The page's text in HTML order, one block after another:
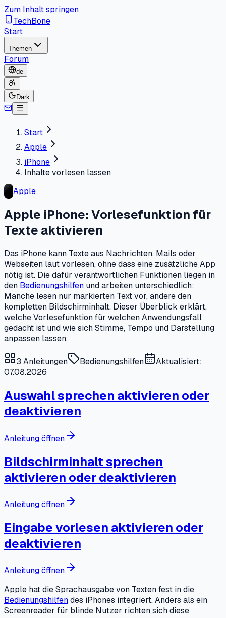
Zum Inhalt springen
TechBone
Start
Themen
Forum
de
Dark
Start
Apple
iPhone
Inhalte vorlesen lassen
Apple
Apple iPhone: Vorlesefunktion für
Texte aktivieren
Das iPhone kann Texte aus Nachrichten, Mails oder
Webseiten laut vorlesen, ohne dass eine zusätzliche App
nötig ist. Die dafür verantwortlichen Funktionen liegen in
den Bedienungshilfen und arbeiten unterschiedlich:
Manche lesen nur markierten Text vor, andere den
kompletten Bildschirminhalt. Dieser Überblick erklärt,
welche Vorlesefunktion für welchen Anwendungsfall
gedacht ist und wie sich Stimme, Tempo und Darstellung
anpassen lassen.
3 Anleitungen Bedienungshilfen
Aktualisiert:
07.08.2026
Auswahl sprechen aktivieren oder
deaktivieren
Anleitung öffnen
Bildschirminhalt sprechen
aktivieren oder deaktivieren
Anleitung öffnen
Eingabe vorlesen aktivieren oder
deaktivieren
Anleitung öffnen
Apple hat die Sprachausgabe von Texten fest in die
Bedienungshilfendes iPhones integriert. Anders als ein
Screenreader für blinde Nutzer richten sich diese